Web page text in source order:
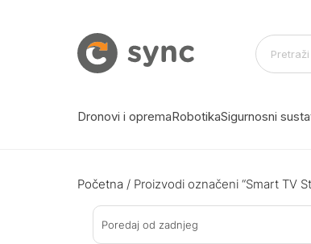
Dronovi i opremaRobotikaSigurnosni
Početna / Proizvodi označeni “Smart TV
Poredaj od zadnjeg